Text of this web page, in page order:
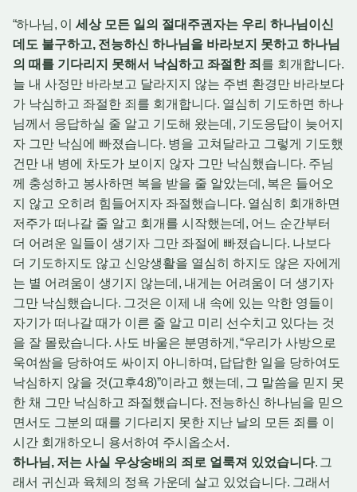
“하나님, 이
세상 모든 일의 절대주권자는 우리 하나님이신
데도 불구하고, 전능하신 하나님을 바라보지 못하고 하나님
의 때를 기다리지 못해서 낙심하고 좌절한 죄 를 회개합니다.
늘 내 사정만 바라보고 달라지지 않는 주변 환경만 바라보다
가 낙심하고 좌절한 죄를 회개합니다. 열심히 기도하면 하나
님께서 응답하실 줄 알고 기도해 왔는데 , 기도응답이 늦어지
자 그만 낙심에 빠졌습니다. 병을 고쳐달라고 그렇게 기도했
건만 내 병에 차도가 보이지 않자 그만 낙심했습니다. 주님
께 충성하고 봉사하면 복을 받을 줄 알았는데 , 복은 들어오
지 않고 오히려 힘들어지자 좌절했습니다. 열심히 회개하면
저주가 떠나갈 줄 알고 회개를 시작했는데 , 어느 순간부터
더 어려운 일들이 생기자 그만 좌절에 빠졌습니다. 나보다
더 기도하지도 않고 신앙생활을 열심히 하지도 않은 자에게
는 별 어려움이 생기지 않는데 , 내게는 어려움이 더 생기자
그만 낙심했습니다. 그것은 이제 내 속에 있는 악한 영들이
자기가 떠나갈 때가 이른 줄 알고 미리 선수치고 있다는 것
을 잘 몰랐습니다. 사도 바울은 분명하게 , “우리가 사방으로
욱여쌈을 당하여도 싸이지 아니하며 , 답답한 일을 당하여도
낙심하지 않을 것(고후4:8)”이라고 했는데 , 그 말씀을 믿지 못
한 채 그만 낙심하고 좌절했습니다. 전능하신 하나님을 믿으
면서도 그분의 때를 기다리지 못한 지난 날의 모든 죄를 이
시간 회개하오니 용서하여 주시옵소서 .
하나님 , 저는 사실 우상숭배의 죄로 얼룩져 있었습니다. 그
래서 귀신과 육체의 정욕 가운데 살고 있었습니다. 그래서